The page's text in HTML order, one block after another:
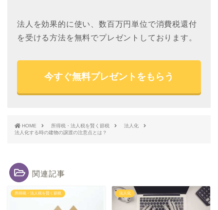
法人を効果的に使い、数百万円単位で消費税還付
を受ける方法を無料でプレゼントしております。
今すぐ無料プレゼントをもらう
HOME 所得税・法人税を賢く節税
法人化
法人化する時の建物の譲渡の注意点とは？
関連記事
所得税・法人税を賢く節税 法人化